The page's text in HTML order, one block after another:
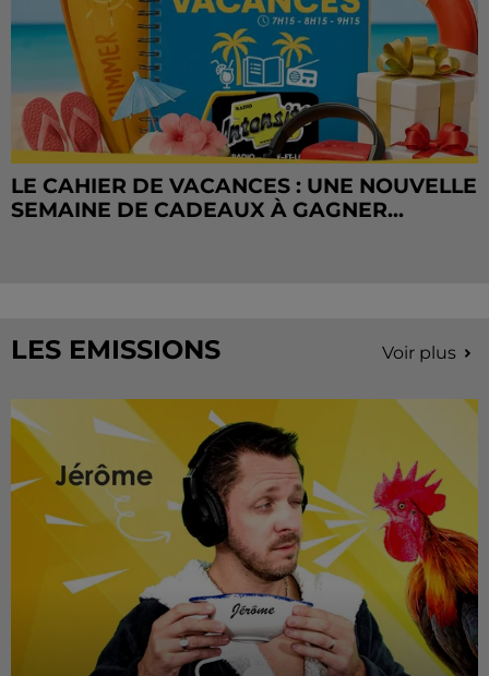
LE CAHIER DE VACANCES : UNE NOUVELLE
SEMAINE DE CADEAUX À GAGNER...
LES EMISSIONS Voir plus